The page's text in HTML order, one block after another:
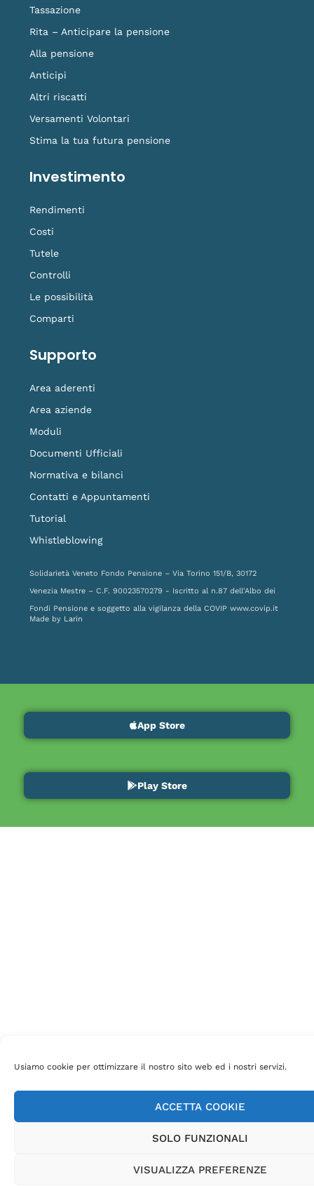
Usiamo cookie per ottimizzare il nostro sito web ed i nostri servizi.
ACCETTA COOKIE
SOLO FUNZIONALI
VISUALIZZA PREFERENZE
Tassazione
Rita – Anticipare la pensione
Alla pensione
Anticipi
Altri riscatti
Versamenti Volontari
Stima la tua futura pensione
Investimento
Rendimenti
Costi
Tutele
Controlli
Le possibilità
Comparti
Supporto
Area aderenti
Area aziende
Moduli
Documenti Ufficiali
Normativa e bilanci
Contatti e Appuntamenti
Tutorial
Whistleblowing
Solidarietà Veneto Fondo Pensione – Via Torino 151/B, 30172
Venezia Mestre – C.F. 90023570279 - Iscritto al n.87 dell'Albo dei
Fondi Pensione e soggetto alla vigilanza della COVIP www.covip.it
Made by Larin
App Store
Play Store